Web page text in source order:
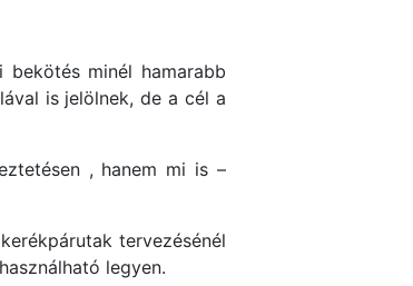
bekötés minél hamarabb
is jelölnek, de a cél a
, hanem mi is –
tervezésénél
legyen.